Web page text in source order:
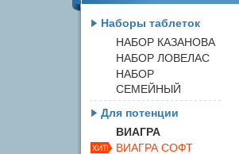
Наборы таблеток
НАБОР КАЗАНОВА
НАБОР ЛОВЕЛАС
НАБОР
СЕМЕЙНЫЙ
Для потенции
ВИАГРА
ВИАГРА СОФТ